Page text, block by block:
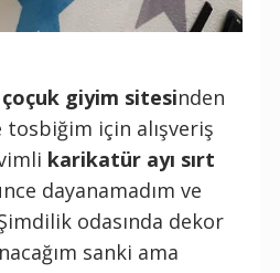
giyim sitesinden
için alışveriş
karikatür ayı sırt
dayanamadım ve
odasında dekor
sanki ama